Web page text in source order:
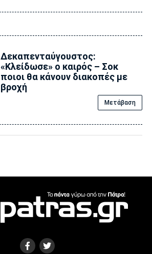
Δεκαπενταύγουστος:
«Κλείδωσε» ο καιρός – Σoκ
ποιοι θα κάνουν διακοπές με
βροχή
Μετάβαση